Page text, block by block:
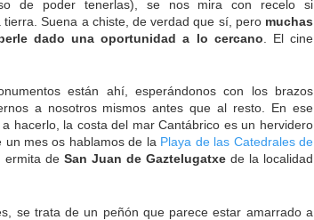
de poder tenerlas), se nos mira con recelo si
Suena a chiste, de verdad que sí, pero muchas
dado una oportunidad a lo cercano . El cine
están ahí, esperándonos con los brazos
a nosotros mismos antes que al resto. En ese
hacerlo, la costa del mar Cantábrico es un hervidero
un mes os hablamos de la Playa de las Catedrales de
ermita de San Juan de Gaztelugatxede la localidad
se trata de un peñón que parece estar amarrado a